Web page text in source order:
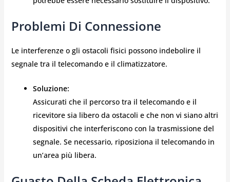
Problemi Di Connessione
Le interferenze o gli ostacoli fisici possono indebolire il
segnale tra il telecomando e il climatizzatore.
Soluzione:
Assicurati che il percorso tra il telecomando e il
ricevitore sia libero da ostacoli e che non vi siano altri
dispositivi che interferiscono con la trasmissione del
segnale. Se necessario, riposiziona il telecomando in
un’area più libera.